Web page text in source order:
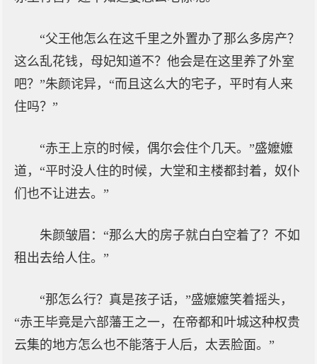
“父王他怎么在这千里之外置办了那么多房产？
这么乱花钱，母妃知道不？他会是在这里养了外室
吧？”朱颜诧异，“而且这么大的宅子，平时有人来
住吗？”
“赤王上京的时候，偶尔会住个几天。”盛嬤嬤
道，“平时没人住的时候，大堂和主楼都封着，奴仆
们也不让进去。”
朱颜皱眉：“那么大的房子就白白空着了？不如
租出去给人住。”
“那怎么行？真是孩子话，”盛嬤嬤笑着摇头，
“赤王毕竟是六部藩王之一，在帝都和叶城这种权贵
云集的地方怎么也不能落于人后，太丟脸面。”